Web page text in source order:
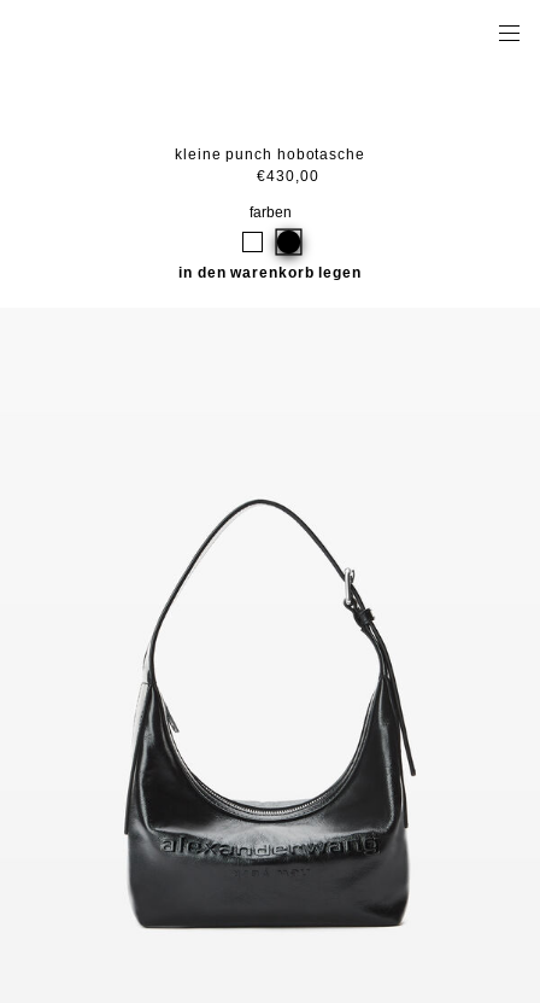
kleine punch hobotasche
€430,00
farben
in den warenkorb legen